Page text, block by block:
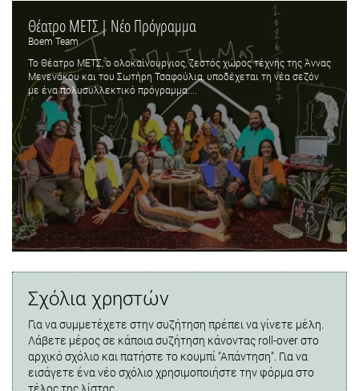
Θέατρο ΜΕΤΣ | Νέο Πρόγραμμα
Boem Team
Το Θέατρο ΜΕΤΣ, ο ολοκαίνουργιος, ζεστός χώρος τέχνης της Άννας
Μενενάκου και του Σωτήρη Τσαφούλια, υποδέχεται τη νέα σεζόν
με ένα πολυσυλλεκτικό πρόγραμμα....
Σχόλια χρηστών
Για να συμμετέχετε στην συζήτηση πρέπει να γίνετε μέλη.
Λάβετε μέρος σε κάποια συζήτηση κάνοντας roll-over στο
αρχικό σχόλιο και πατήστε το κουμπί "Απάντηση". Για να
εισάγετε ένα νέο σχόλιο χρησιμοποιήστε την φόρμα στο